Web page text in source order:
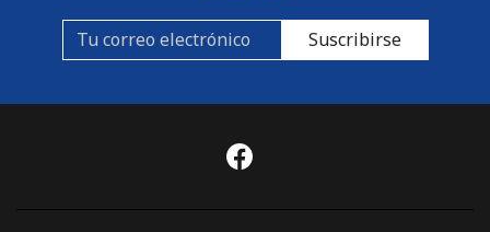
Suscribirse